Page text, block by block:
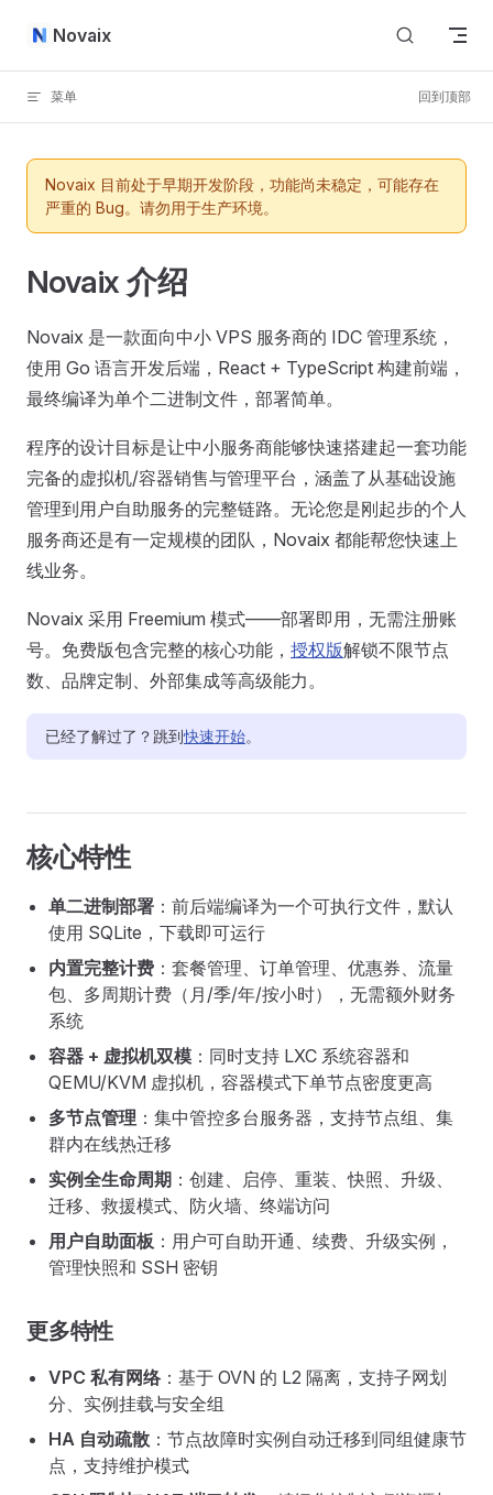
Skip to content
Novaix
菜单 回到顶部
Novaix 目前处于早期开发阶段，功能尚未稳定，可能存在
严重的 Bug。请勿用于生产环境。
Novaix 介绍
Novaix 是一款面向中小 VPS 服务商的 IDC 管理系统，
使用 Go 语言开发后端，React + TypeScript 构建前端，
最终编译为单个二进制文件，部署简单。
程序的设计目标是让中小服务商能够快速搭建起一套功能
完备的虚拟机/容器销售与管理平台，涵盖了从基础设施
管理到用户自助服务的完整链路。无论您是刚起步的个人
服务商还是有一定规模的团队，Novaix 都能帮您快速上
线业务。
Novaix 采用 Freemium 模式——部署即用，无需注册账
号。免费版包含完整的核心功能， 授权版解锁不限节点
数、品牌定制、外部集成等高级能力。
已经了解过了？跳到快速开始。
核心特性
单二进制部署 ：前后端编译为一个可执行文件，默认
使用 SQLite，下载即可运行
内置完整计费 ：套餐管理、订单管理、优惠券、流量
包、多周期计费（月/季/年/按小时），无需额外财务
系统
容器 + 虚拟机双模 ：同时支持 LXC 系统容器和
QEMU/KVM 虚拟机，容器模式下单节点密度更高
多节点管理 ：集中管控多台服务器，支持节点组、集
群内在线热迁移
实例全生命周期 ：创建、启停、重装、快照、升级、
迁移、救援模式、防火墙、终端访问
用户自助面板 ：用户可自助开通、续费、升级实例，
管理快照和 SSH 密钥
更多特性
VPC 私有网络：基于 OVN 的 L2 隔离，支持子网划
分、实例挂载与安全组
HA 自动疏散 ：节点故障时实例自动迁移到同组健康节
点，支持维护模式